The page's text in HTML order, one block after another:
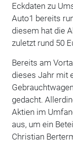
Eckdaten zu
Auto1 bereits
diesem hat die
zuletzt rund 50
Bereits am
dieses Jahr mit
gedacht.
Aktien im
aus, um ein
Christian